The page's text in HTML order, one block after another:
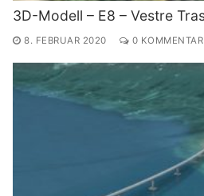
3D-Modell – E8 – Vestre
8. FEBRUAR 2020 0